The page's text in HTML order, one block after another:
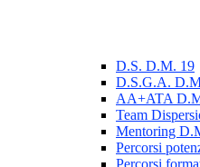
D.S. D.M. 19
D.S.G.A.
AA+ATA
Team
Mentoring
Percorsi